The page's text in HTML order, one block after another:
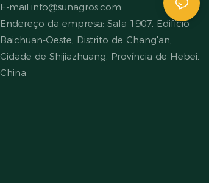
E-mail:info@sunagros.com
Endereço da empresa: Sala 1907, Edifício
Baichuan-Oeste, Distrito de Chang'an,
Cidade de Shijiazhuang, Província de Hebei,
China